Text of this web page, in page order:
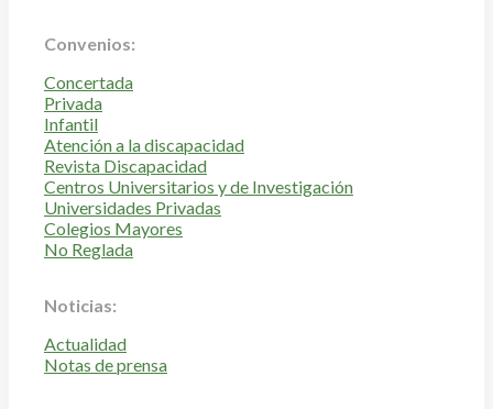
Convenios:
Concertada
Privada
Infantil
Atención a la discapacidad
Revista Discapacidad
Centros Universitarios y de Investigación
Universidades Privadas
Colegios Mayores
No Reglada
Noticias:
Actualidad
Notas de prensa